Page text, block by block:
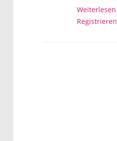
Weiterlesen
Registrieren